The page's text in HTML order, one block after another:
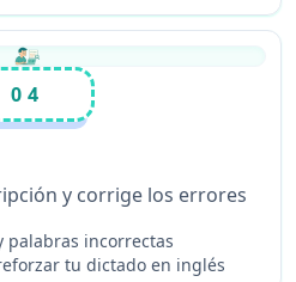
04
y corrige los errores
palabras incorrectas
tu dictado en inglés